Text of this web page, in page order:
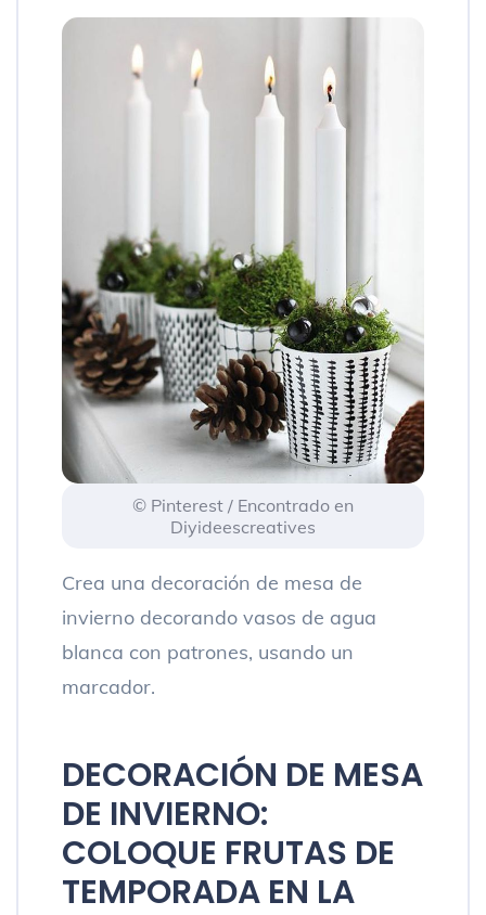
© Pinterest / Encontrado en
Diyideescreatives
Crea una decoración de mesa de
invierno decorando vasos de agua
blanca con patrones, usando un
marcador.
DECORACIÓN DE MESA
DE INVIERNO:
COLOQUE FRUTAS DE
TEMPORADA EN LA